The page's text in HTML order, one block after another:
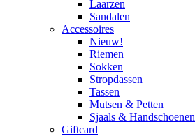
Laarzen
Sandalen
Accessoires
Nieuw!
Riemen
Sokken
Stropdassen
Tassen
Mutsen & Petten
Sjaals & Handschoenen
Giftcard